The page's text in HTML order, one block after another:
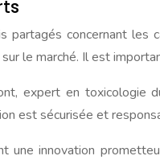
concernant les
le marché. Il est
expert en toxicologie
est sécurisée et
une innovation